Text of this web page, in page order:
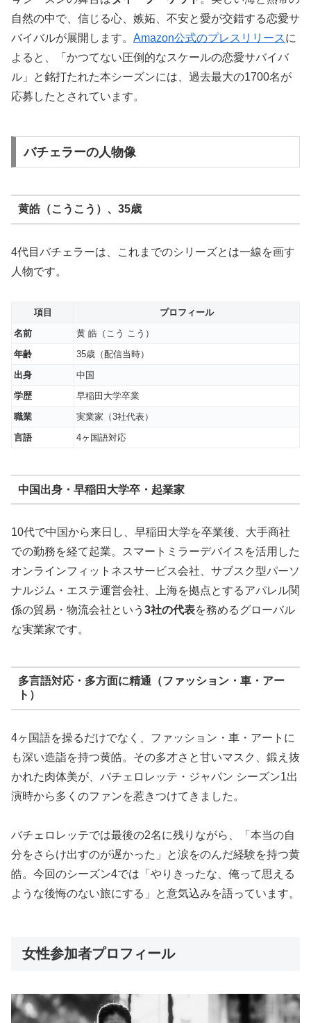
自然の中で、信じる心、嫉妬、不安と愛が交錯する恋愛サ
バイバルが展開します。 Amazon公式のプレスリリースに
よると、「かつてない圧倒的なスケールの恋愛サバイバ
ル」と銘打たれた本シーズンには、過去最大の1700名が
応募したとされています。
バチェラーの人物像
黄皓（こうこう）、35歳
4代目バチェラーは、これまでのシリーズとは一線を画す
人物です。
項目
プロフィール
名前
黄 皓（こう こう）
年齢
35歳（配信当時）
出身
中国
学歴
早稲田大学卒業
職業
実業家（3社代表）
言語
4ヶ国語対応
中国出身・早稲田大学卒・起業家
10代で中国から来日し、早稲田大学を卒業後、大手商社
での勤務を経て起業。スマートミラーデバイスを活用した
オンラインフィットネスサービス会社、サブスク型パーソ
ナルジム・エステ運営会社、上海を拠点とするアパレル関
係の貿易・物流会社という 3社の代表を務めるグローバル
な実業家です。
多言語対応・多方面に精通（ファッション・車・アー
ト）
4ヶ国語を操るだけでなく、ファッション・車・アートに
も深い造詣を持つ黄皓。その多才さと甘いマスク、鍛え抜
かれた肉体美が、バチェロレッテ・ジャパン シーズン1出
演時から多くのファンを惹きつけてきました。
バチェロレッテでは最後の2名に残りながら、「本当の自
分をさらけ出すのが遅かった」と涙をのんだ経験を持つ黄
皓。今回のシーズン4では「やりきったな、俺って思える
ような後悔のない旅にする」と意気込みを語っています。
女性参加者プロフィール